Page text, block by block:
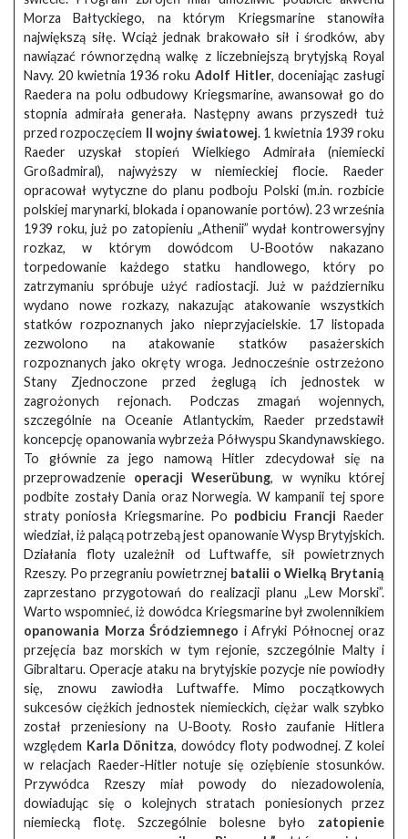
Morza Bałtyckiego, na którym Kriegsmarine stanowiła
największą siłę. Wciąż jednak brakowało sił i środków, aby
nawiązać równorzędną walkę z liczebniejszą brytyjską Royal
Navy. 20 kwietnia 1936 roku Adolf Hitler, doceniając zasługi
Raedera na polu odbudowy Kriegsmarine, awansował go do
stopnia admirała generała. Następny awans przyszedł tuż
przed rozpoczęciem II wojny światowej. 1 kwietnia 1939 roku
Raeder uzyskał stopień Wielkiego Admirała (niemiecki
Großadmiral), najwyższy w niemieckiej flocie. Raeder
opracował wytyczne do planu podboju Polski (m.in. rozbicie
polskiej marynarki, blokada i opanowanie portów). 23 września
1939 roku, już po zatopieniu „Athenii” wydał kontrowersyjny
rozkaz, w którym dowódcom U-Bootów nakazano
torpedowanie każdego statku handlowego, który po
zatrzymaniu spróbuje użyć radiostacji. Już w październiku
wydano nowe rozkazy, nakazując atakowanie wszystkich
statków rozpoznanych jako nieprzyjacielskie. 17 listopada
zezwolono na atakowanie statków pasażerskich
rozpoznanych jako okręty wroga. Jednocześnie ostrzeżono
Stany Zjednoczone przed żeglugą ich jednostek w
zagrożonych rejonach. Podczas zmagań wojennych,
szczególnie na Oceanie Atlantyckim, Raeder przedstawił
koncepcję opanowania wybrzeża Półwyspu Skandynawskiego.
To głównie za jego namową Hitler zdecydował się na
przeprowadzenie operacji Weserübung, w wyniku której
podbite zostały Dania oraz Norwegia. W kampanii tej spore
straty poniosła Kriegsmarine. Po podbiciu Francji Raeder
wiedział, iż palącą potrzebą jest opanowanie Wysp Brytyjskich.
Działania floty uzależnił od Luftwaffe, sił powietrznych
Rzeszy. Po przegraniu powietrznej batalii o Wielką Brytanią
zaprzestano przygotowań do realizacji planu „Lew Morski”.
Warto wspomnieć, iż dowódca Kriegsmarine był zwolennikiem
opanowania Morza Śródziemnego i Afryki Północnej oraz
przejęcia baz morskich w tym rejonie, szczególnie Malty i
Gibraltaru. Operacje ataku na brytyjskie pozycje nie powiodły
się, znowu zawiodła Luftwaffe. Mimo początkowych
sukcesów ciężkich jednostek niemieckich, ciężar walk szybko
został przeniesiony na U-Booty. Rosło zaufanie Hitlera
względem Karla Dönitza, dowódcy floty podwodnej. Z kolei
w relacjach Raeder-Hitler notuje się oziębienie stosunków.
Przywódca Rzeszy miał powody do niezadowolenia,
dowiadując się o kolejnych stratach poniesionych przez
niemiecką flotę. Szczególnie bolesne było zatopienie